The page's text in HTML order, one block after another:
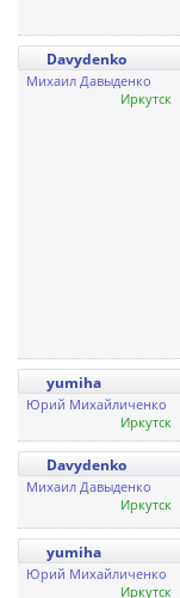
Davydenko
Михаил Давыденко
Иркутск
yumiha
Юрий Михайличенко
Иркутск
Davydenko
Михаил Давыденко
Иркутск
yumiha
Юрий Михайличенко
Иркутск